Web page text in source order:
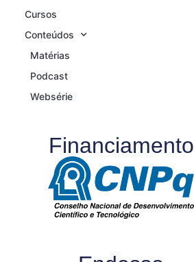
Cursos
Conteúdos
Matérias
Podcast
Websérie
Financiamento